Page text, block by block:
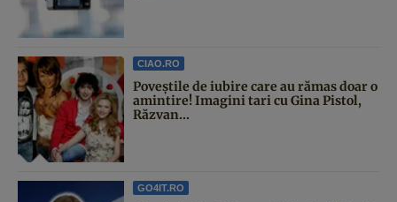
CIAO.RO
Poveştile de iubire care au rămas doar o
amintire! Imagini tari cu Gina Pistol,
Răzvan...
GO4IT.RO